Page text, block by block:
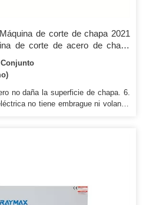
de corte de chapa 2021
de corte de acero de chapa
Guillotina Máquina de corte de
Conjunto
no daña la superficie de chapa. 6.
no tiene embrague ni volante.